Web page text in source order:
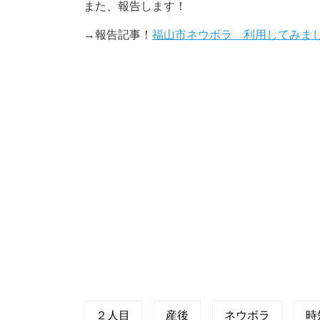
また、報告します！
→報告記事！ 福山市ネウボラ 利用してみま
２人目 産後 ネウボラ 時